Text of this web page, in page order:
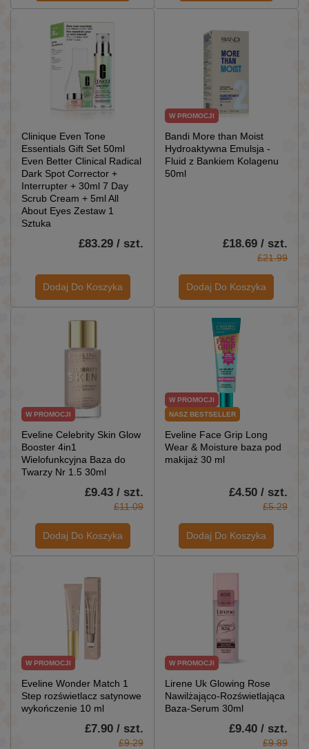
Clinique Even Tone
Essentials Gift Set 50ml
Even Better Clinical Radical
Dark Spot Corrector +
Interrupter + 30ml 7 Day
Scrub Cream + 5ml All
About Eyes Zestaw 1
Sztuka
£83.29 / szt.
Dodaj Do Koszyka
W PROMOCJI
Bandi More than Moist
Hydroaktywna Emulsja -
Fluid z Bankiem Kolagenu
50ml
£18.69 / szt.
£21.99
Dodaj Do Koszyka
W PROMOCJI
Eveline Celebrity Skin Glow
Booster 4in1
Wielofunkcyjna Baza do
Twarzy Nr 1.5 30ml
£9.43 / szt.
£11.09
Dodaj Do Koszyka
W PROMOCJI
NASZ BESTSELLER
Eveline Face Grip Long
Wear & Moisture baza pod
makijaż 30 ml
£4.50 / szt.
£5.29
Dodaj Do Koszyka
W PROMOCJI
Eveline Wonder Match 1
Step rozświetlacz satynowe
wykończenie 10 ml
£7.90 / szt.
£9.29
W PROMOCJI
Lirene Uk Glowing Rose
Nawilżająco-Rozświetlająca
Baza-Serum 30ml
£9.40 / szt.
£9.89